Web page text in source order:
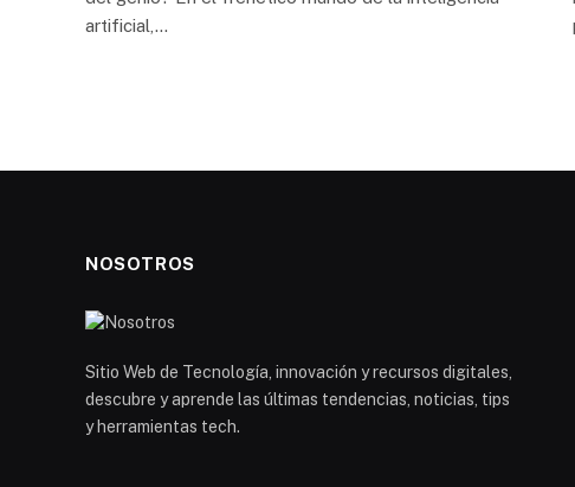
artificial,…
NOSOTROS
Sitio Web de Tecnología, innovación y recursos digitales,
descubre y aprende las últimas tendencias, noticias, tips
y herramientas tech.